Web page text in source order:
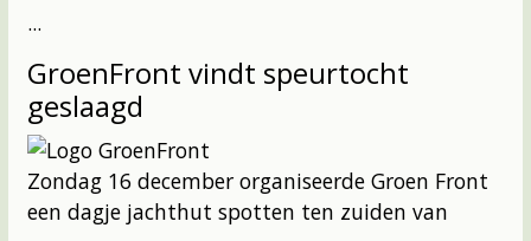
...
GroenFront vindt speurtocht
geslaagd
Zondag 16 december organiseerde Groen Front
een dagje jachthut spotten ten zuiden van